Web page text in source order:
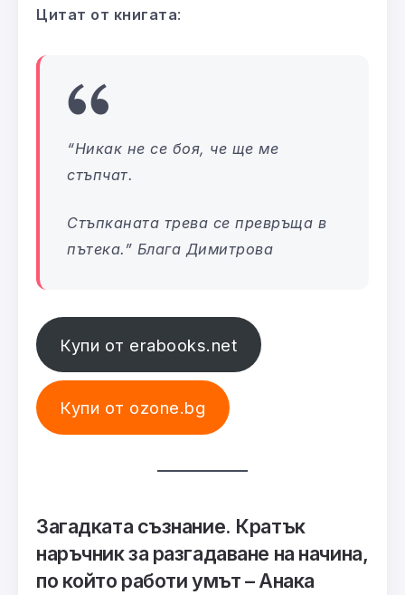
Цитат от книгата:
“Никак не се боя, че ще ме
стъпчат.
Стъпканата трева се превръща в
пътека.” Блага Димитрова
Купи от erabooks.net
Купи от ozone.bg
Загадката съзнание. Кратък
наръчник за разгадаване на начина,
по който работи умът – Анака